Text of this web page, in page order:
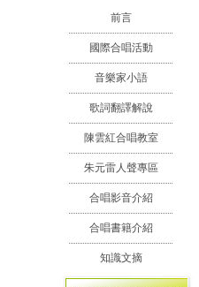
前言
國際合唱活動
音樂家小語
歌詞翻譯解說
陳雲紅合唱教室
朱元雷人聲專區
合唱影音介紹
合唱書籍介紹
知識文摘